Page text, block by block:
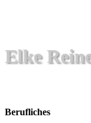
Elke
Berufliches